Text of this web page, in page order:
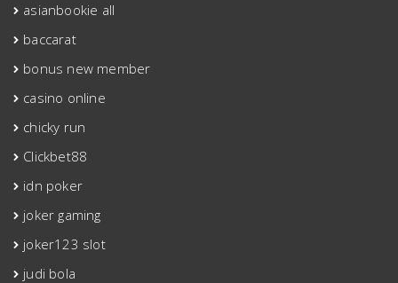
asianbookie all
baccarat
bonus new member
casino online
chicky run
Clickbet88
idn poker
joker gaming
joker123 slot
judi bola